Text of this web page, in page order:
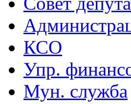
КСО
Упр.
Мун. служба